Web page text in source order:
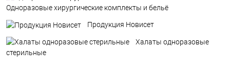
Одноразовые хирургические комплекты и бельё
Продукция Новисет
Халаты одноразовые
стерильные